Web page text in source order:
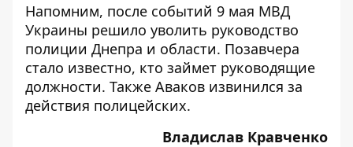
Напомним, после событий 9 мая МВД
Украины решило уволить руководство
полиции Днепра и области. Позавчера
стало известно, кто займет руководящие
должности. Также Аваков извинился за
действия полицейских.
Владислав Кравченко